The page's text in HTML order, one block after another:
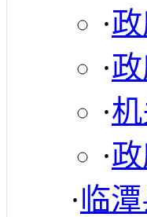
·
·
·
·
·临